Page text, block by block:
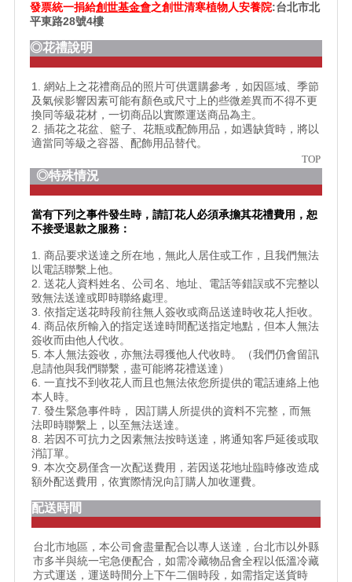
發票統一捐給創世基金會之創世清寒植物人安養院:台北市北
平東路28號4樓
◎花禮說明
1. 網站上之花禮商品的照片可供選購參考，如因區域、季節
及氣候影響因素可能有顏色或尺寸上的些微差異而不得不更
換同等級花材，一切商品以實際運送商品為主。
2. 插花之花盆、籃子、花瓶或配飾用品，如遇缺貨時，將以
適當同等級之容器、配飾用品替代。
TOP
◎特殊情況
當有下列之事件發生時，請訂花人必須承擔其花禮費用，恕
不接受退款之服務：
1. 商品要求送達之所在地，無此人居住或工作，且我們無法
以電話聯繫上他。
2. 送花人資料姓名、公司名、地址、電話等錯誤或不完整以
致無法送達或即時聯絡處理。
3. 依指定送花時段前往無人簽收或商品送達時收花人拒收。
4. 商品依所輸入的指定送達時間配送指定地點，但本人無法
簽收而由他人代收。
5. 本人無法簽收，亦無法尋獲他人代收時。（我們仍會留訊
息請他與我們聯繫，盡可能將花禮送達）
6. 一直找不到收花人而且也無法依您所提供的電話連絡上他
本人時。
7. 發生緊急事件時， 因訂購人所提供的資料不完整，而無
法即時聯繫上，以至無法送達。
8. 若因不可抗力之因素無法按時送達，將通知客戶延後或取
消訂單。
9. 本次交易僅含一次配送費用，若因送花地址臨時修改造成
額外配送費用，依實際情況向訂購人加收運費。
配送時間
台北市地區，本公司會盡量配合以專人送達，台北市以外縣
市多半與統一宅急便配合，如需冷藏物品會全程以低溫冷藏
方式運送，運送時間分上下午二個時段，如需指定送貨時